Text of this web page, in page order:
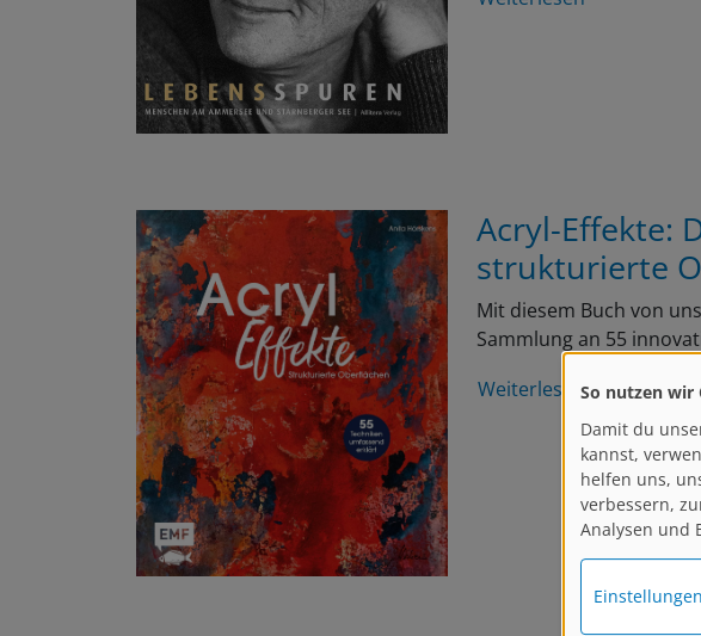
Acryl-Effekte:
strukturierte
Mit diesem Buch von
Sammlung an 55
Weiterlesen
kannst,
helfen uns,
verbessern,
Analysen und